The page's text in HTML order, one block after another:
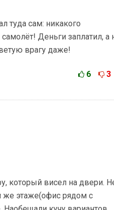
туда сам: никакого
Деньги заплатил, а
врагу даже!
6 3
который висел на двери.
же этаже(офис рядом с